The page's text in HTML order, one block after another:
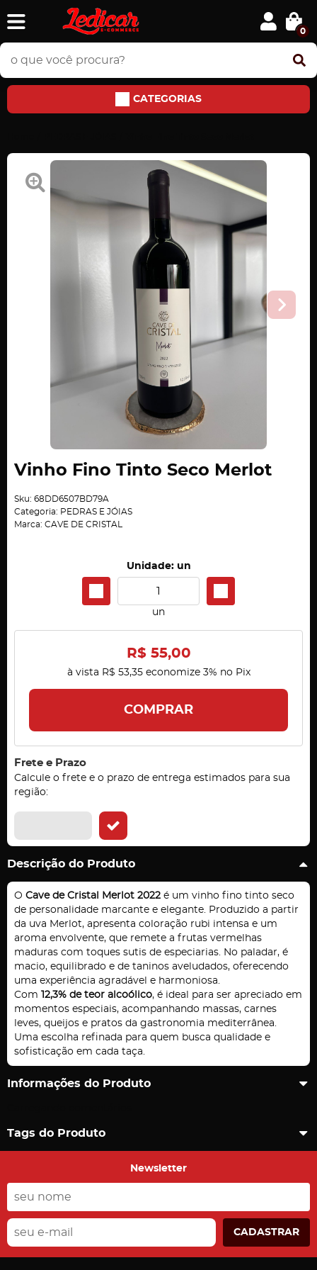
0
CATEGORIAS
Vinho Fino Tinto Seco Merlot
Sku: 68DD6507BD79A
Categoria: PEDRAS E JÓIAS
Marca: CAVE DE CRISTAL
Unidade: un
un
R$ 55,00
à vista R$ 53,35economize 3% no Pix
COMPRAR
Frete e Prazo
Calcule o frete e o prazo de entrega estimados para sua
região:
Descrição do Produto
O Cave de Cristal Merlot 2022 é um vinho fino tinto seco
de personalidade marcante e elegante. Produzido a partir
da uva Merlot, apresenta coloração rubi intensa e um
aroma envolvente, que remete a frutas vermelhas
maduras com toques sutis de especiarias. No paladar, é
macio, equilibrado e de taninos aveludados, oferecendo
uma experiência agradável e harmoniosa.
Com
12,3% de teor alcoólico, é ideal para ser apreciado em
momentos especiais, acompanhando massas, carnes
leves, queijos e pratos da gastronomia mediterrânea.
Uma escolha refinada para quem busca qualidade e
sofisticação em cada taça.
Informações do Produto
Tags do Produto
Newsletter
CADASTRAR